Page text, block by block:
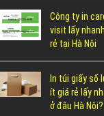
Công ty in
visit lấy
rẻ tại Hà Nội
In túi giấy số
ít giá rẻ lấy
ở đâu Hà Nội?